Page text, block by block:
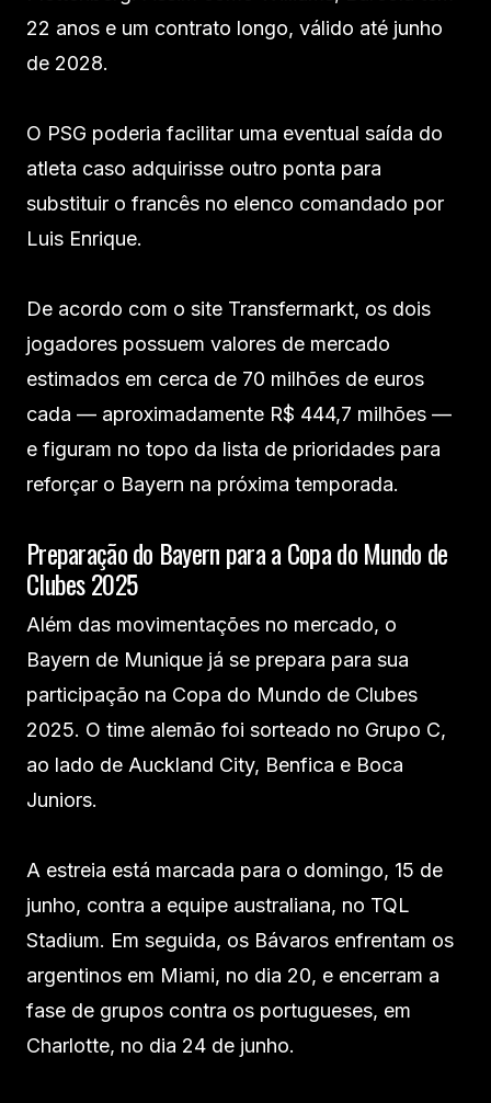
22 anos e um contrato longo, válido até junho
de 2028.
O PSG poderia facilitar uma eventual saída do
atleta caso adquirisse outro ponta para
substituir o francês no elenco comandado por
Luis Enrique.
De acordo com o site Transfermarkt, os dois
jogadores possuem valores de mercado
estimados em cerca de 70 milhões de euros
cada — aproximadamente R$ 444,7 milhões —
e figuram no topo da lista de prioridades para
reforçar o Bayern na próxima temporada.
Preparação do Bayern para a Copa do Mundo de
Clubes 2025
Além das movimentações no mercado, o
Bayern de Munique já se prepara para sua
participação na Copa do Mundo de Clubes
2025. O time alemão foi sorteado no Grupo C,
ao lado de Auckland City, Benfica e Boca
Juniors.
A estreia está marcada para o domingo, 15 de
junho, contra a equipe australiana, no TQL
Stadium. Em seguida, os Bávaros enfrentam os
argentinos em Miami, no dia 20, e encerram a
fase de grupos contra os portugueses, em
Charlotte, no dia 24 de junho.